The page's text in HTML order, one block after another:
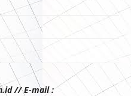
// E-mail :